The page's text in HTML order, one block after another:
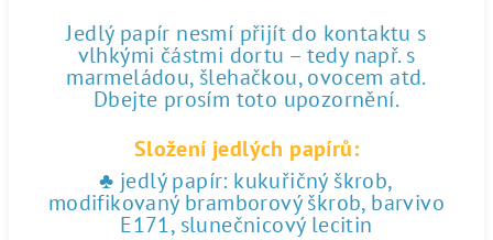
Jedlý papír nesmí přijít do kontaktu s
vlhkými částmi dortu – tedy např. s
marmeládou, šlehačkou, ovocem atd.
Dbejte prosím toto upozornění.
Složení jedlých papírů:
♣ jedlý papír: kukuřičný škrob,
modifikovaný bramborový škrob, barvivo
E171, slunečnicový lecitin